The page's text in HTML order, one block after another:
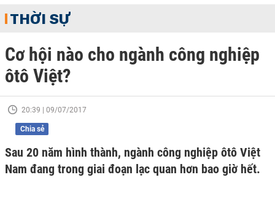
THỜI SỰ
Cơ hội nào cho ngành công nghiệp
ôtô Việt?
20:39 | 09/07/2017
Chia sẻ
Sau 20 năm hình thành, ngành công nghiệp ôtô Việt
Nam đang trong giai đoạn lạc quan hơn bao giờ hết.